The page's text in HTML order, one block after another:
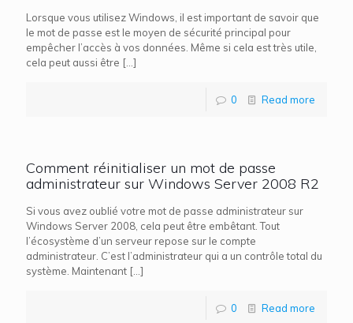
Lorsque vous utilisez Windows, il est important de savoir que
le mot de passe est le moyen de sécurité principal pour
empêcher l’accès à vos données. Même si cela est très utile,
cela peut aussi être […]
0 Read more
Comment réinitialiser un mot de passe
administrateur sur Windows Server 2008 R2
Si vous avez oublié votre mot de passe administrateur sur
Windows Server 2008, cela peut être embêtant. Tout
l’écosystème d’un serveur repose sur le compte
administrateur. C’est l’administrateur qui a un contrôle total du
système. Maintenant […]
0 Read more